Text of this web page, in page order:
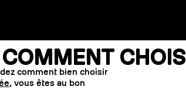
COMMENT
comment bien choisir
, vous êtes au bon